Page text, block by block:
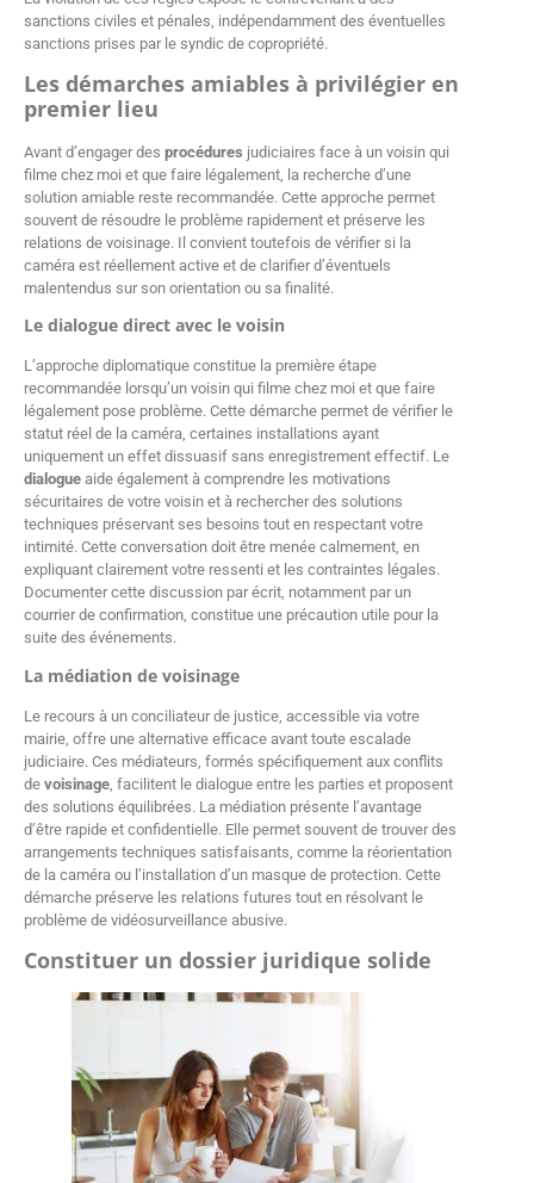
sanctions civiles et pénales, indépendamment des éventuelles
sanctions prises par le syndic de copropriété.
Les démarches amiables à privilégier en
premier lieu
Avant d’engager des procédures judiciaires face à un voisin qui
filme chez moi et que faire légalement, la recherche d’une
solution amiable reste recommandée. Cette approche permet
souvent de résoudre le problème rapidement et préserve les
relations de voisinage. Il convient toutefois de vérifier si la
caméra est réellement active et de clarifier d’éventuels
malentendus sur son orientation ou sa finalité.
Le dialogue direct avec le voisin
L’approche diplomatique constitue la première étape
recommandée lorsqu’un voisin qui filme chez moi et que faire
légalement pose problème. Cette démarche permet de vérifier le
statut réel de la caméra, certaines installations ayant
uniquement un effet dissuasif sans enregistrement effectif. Le
dialogue aide également à comprendre les motivations
sécuritaires de votre voisin et à rechercher des solutions
techniques préservant ses besoins tout en respectant votre
intimité. Cette conversation doit être menée calmement, en
expliquant clairement votre ressenti et les contraintes légales.
Documenter cette discussion par écrit, notamment par un
courrier de confirmation, constitue une précaution utile pour la
suite des événements.
La médiation de voisinage
Le recours à un conciliateur de justice, accessible via votre
mairie, offre une alternative efficace avant toute escalade
judiciaire. Ces médiateurs, formés spécifiquement aux conflits
de voisinage , facilitent le dialogue entre les parties et proposent
des solutions équilibrées. La médiation présente l’avantage
d’être rapide et confidentielle. Elle permet souvent de trouver des
arrangements techniques satisfaisants, comme la réorientation
de la caméra ou l’installation d’un masque de protection. Cette
démarche préserve les relations futures tout en résolvant le
problème de vidéosurveillance abusive.
Constituer un dossier juridique solide